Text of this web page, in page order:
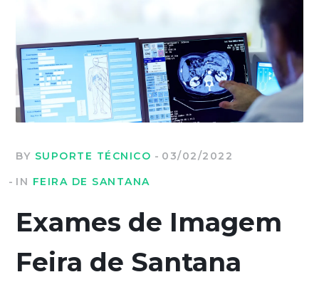
BY SUPORTE TÉCNICO
03/02/2022
IN FEIRA DE SANTANA
Exames de Imagem
Feira de Santana